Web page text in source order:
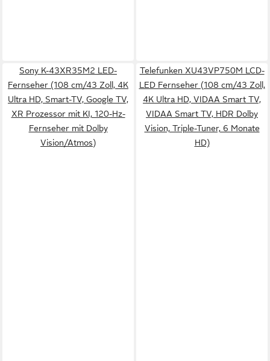
Sony K-43XR35M2 LED-
Fernseher (108 cm/43 Zoll, 4K
Ultra HD, Smart-TV, Google TV,
XR Prozessor mit KI, 120-Hz-
Fernseher mit Dolby
Vision/Atmos)
Telefunken XU43VP750M LCD-
LED Fernseher (108 cm/43 Zoll,
4K Ultra HD, VIDAA Smart TV,
VIDAA Smart TV, HDR Dolby
Vision, Triple-Tuner, 6 Monate
HD)